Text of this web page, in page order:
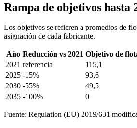
Rampa de objetivos hasta
Los objetivos se refieren a promedios de
asignación de cada fabricante.
Año Reducción vs 2021 Objetivo de
2021 referencia 115,1
2025 -15% 93,6
2030 -55% 49,5
2035 -100% 0
Fuente: Regulation (EU) 2019/631